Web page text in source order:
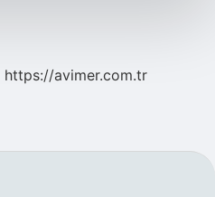
https://avimer.com.tr